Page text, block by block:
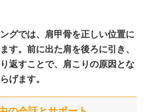
グでは、肩甲骨を正しい位置に
す。前に出た肩を後ろに引き、
返すことで、肩こりの原因とな
げます。